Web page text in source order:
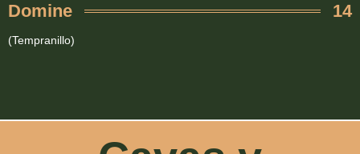
Domine 14
(Tempranillo)